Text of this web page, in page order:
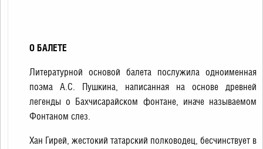
О БАЛЕТЕ
Литературной основой балета послужила одноименная
поэма А.С. Пушкина, написанная на основе древней
легенды о Бахчисарайском фонтане, иначе называемом
Фонтаном слез.
Хан Гирей, жестокий татарский полководец, бесчинствует в